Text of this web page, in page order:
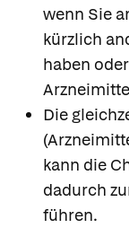
wenn Sie
kürzlich
haben
Die
kann die
dadurch
führen.